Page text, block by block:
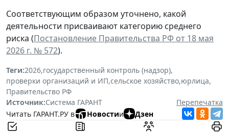
Соответствующим образом уточнено, какой
деятельности присваивают категорию среднего
риска (Постановление Правительства РФ от 18 мая
2026 г. № 572).
Теги:2026,государственный контроль (надзор),
проверки организаций и ИП,сельское хозяйство,юрлица,
Правительство РФ
Источник:Система ГАРАНТ
Перепечатка
Читать ГАРАНТ.РУ в
Новостии Дзен